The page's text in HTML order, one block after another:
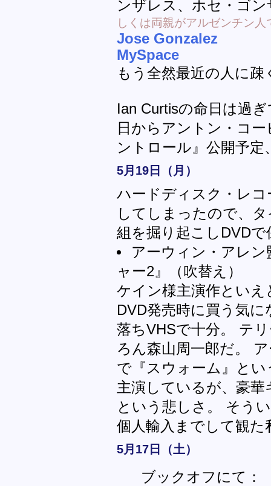
ンザレス、ホセ・ゴ
しくは両親がアルゼンチン
Jose Gonzalez
MySpace
もう全然最近の人に
Ian Curtisの命日は過
日からアントン・コ
ントロール』公開予
5月19日（月）
ハードディスク・レ
してしまったので、
組を掘り起こしDVDで
アーウィン・アレ
ャー2』（吹替え）
ケイン様主演作とい
DVD発売時に買う気
落ちVHSで十分。 テ
ろん森山周一郎だ。
で『スウォーム』と
主演しているが、豪
という悲しさ。 そう
個人輸入までして観
5月17日（土）
ブックオフにて：